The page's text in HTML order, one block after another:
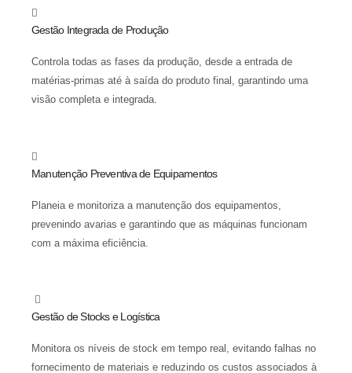
Gestão Integrada de Produção
Controla todas as fases da produção, desde a entrada de
matérias-primas até à saída do produto final, garantindo uma
visão completa e integrada.
Manutenção Preventiva de Equipamentos
Planeia e monitoriza a manutenção dos equipamentos,
prevenindo avarias e garantindo que as máquinas funcionam
com a máxima eficiência.
Gestão de Stocks e Logística
Monitora os níveis de stock em tempo real, evitando falhas no
fornecimento de materiais e reduzindo os custos associados à